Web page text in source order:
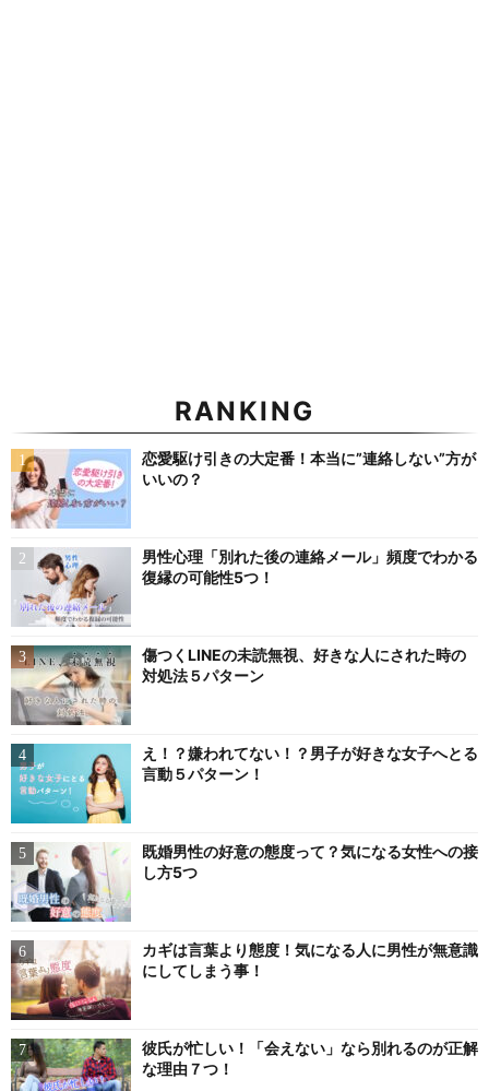
RANKING
恋愛駆け引きの大定番！本当に”連絡しない”方が
いいの？
男性心理「別れた後の連絡メール」頻度でわかる
復縁の可能性5つ！
傷つくLINEの未読無視、好きな人にされた時の
対処法５パターン
え！？嫌われてない！？男子が好きな女子へとる
言動５パターン！
既婚男性の好意の態度って？気になる女性への接
し方5つ
カギは言葉より態度！気になる人に男性が無意識
にしてしまう事！
彼氏が忙しい！「会えない」なら別れるのが正解
な理由７つ！